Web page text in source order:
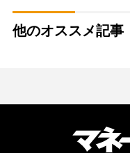
他のオススメ記事